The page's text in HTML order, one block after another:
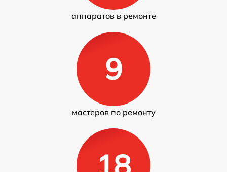
аппаратов в ремонте
9
мастеров по ремонту